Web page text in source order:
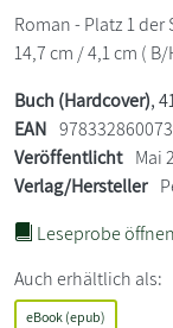
Roman - Platz 1
14,7 cm / 4,1 cm ( B/
Buch (Hardcover),
EAN
Veröffentlicht Mai
Verlag/Hersteller
Leseprobe öffnen
Auch erhältlich als:
eBook (epub)